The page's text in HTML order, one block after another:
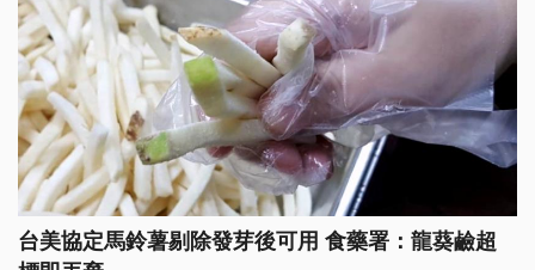
台美協定馬鈴薯剔除發芽後可用 食藥署：龍葵鹼超